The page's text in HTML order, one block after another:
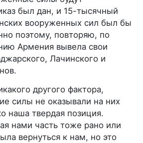
был дан, и 15-тысячный
вооруженных сил был бы
поэтому, повторяю, по
Армения вывела свои
Лачинского и
другого фактора,
силы не оказывали на них
наша твердая позиция.
нами часть тоже рано или
вернуться к нам, но это